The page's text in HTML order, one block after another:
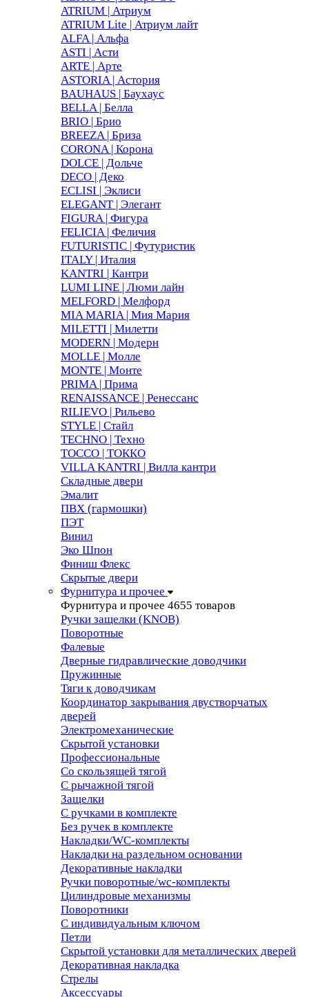
ATRIUM | Атриум
ATRIUM Lite | Атриум лайт
ALFA | Альфа
ASTI | Асти
ARTE | Арте
ASTORIA | Астория
BAUHAUS | Баухаус
BELLA | Белла
BRIO | Брио
BREEZA | Бриза
CORONA | Корона
DOLCE | Дольче
DECO | Деко
ECLISI | Эклиси
ELEGANT | Элегант
FIGURA | Фигура
FELICIA | Феличия
FUTURISTIC | Футуристик
ITALY | Италия
KANTRI | Кантри
LUMI LINE | Люми лайн
MELFORD | Мелфорд
MIA MARIA | Мия Мария
MILETTI | Милетти
MODERN | Модерн
MOLLE | Молле
MONTE | Монте
PRIMA | Прима
RENAISSANCE | Ренессанс
RILIEVO | Рильево
STYLE | Стайл
TECHNO | Техно
TOCCO | ТОККО
VILLA KANTRI | Вилла кантри
Складные двери
Эмалит
ПВХ (гармошки)
ПЭТ
Винил
Эко Шпон
Финиш Флекс
Скрытые двери
Фурнитура и прочее
Фурнитура и прочее 4655 товаров
Ручки защелки (KNOB)
Поворотные
Фалевые
Дверные гидравлические доводчики
Пружинные
Тяги к доводчикам
Координатор закрывания двустворчатых
дверей
Электромеханические
Скрытой установки
Профессиональные
Со скользящей тягой
С рычажной тягой
Защелки
С ручками в комплекте
Без ручек в комплекте
Накладки/WC-комплекты
Накладки на раздельном основании
Декоративные накладки
Ручки поворотные/wc-комплекты
Цилиндровые механизмы
Поворотники
С индивидуальным ключом
Петли
Скрытой установки для металлических дверей
Декоративная накладка
Стрелы
Аксессуары